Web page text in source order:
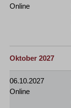
Online
Oktober 2027
06.10.2027
Online